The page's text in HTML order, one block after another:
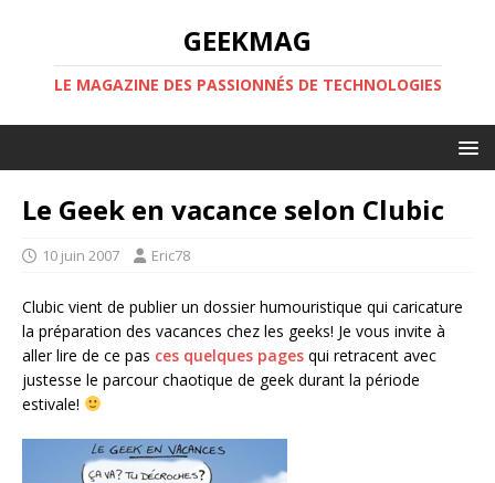
GEEKMAG
LE MAGAZINE DES PASSIONNÉS DE TECHNOLOGIES
Le Geek en vacance selon Clubic
10 juin 2007 Eric78
Clubic vient de publier un dossier humouristique qui caricature
la préparation des vacances chez les geeks! Je vous invite à
aller lire de ce pas ces quelques pages qui retracent avec
justesse le parcour chaotique de geek durant la période
estivale!